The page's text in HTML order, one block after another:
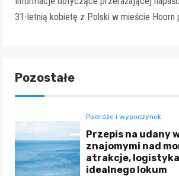
31-letnią kobietę z Polski w mieście Hoorn
Pozostałe
Podróże i wypoczynek
Przepis na udany
znajomymi nad
atrakcje,
idealnego lokum